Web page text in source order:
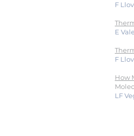
F
E
F
How
LF